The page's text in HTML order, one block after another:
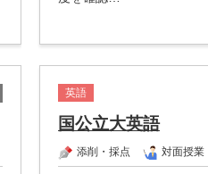
英語
国公立大英語
添削・採点 対面授業